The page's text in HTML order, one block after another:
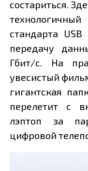
состариться.
стандарта
передачу
Гбит/с. На
увесистый
гигантская
перелетит с
лэптоп за
цифровой